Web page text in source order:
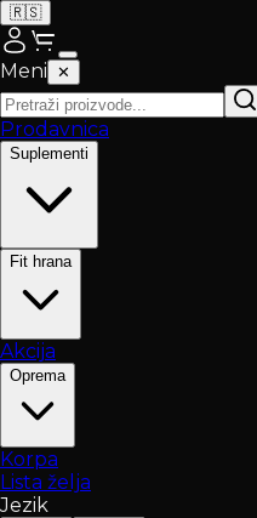
🇷🇸
Meni ✕
Prodavnica
Suplementi
Fit hrana
Akcija
Oprema
Korpa
Lista želja
Jezik